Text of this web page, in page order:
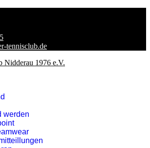
tennisclub.de
Nidderau 1976 e.V.
werden